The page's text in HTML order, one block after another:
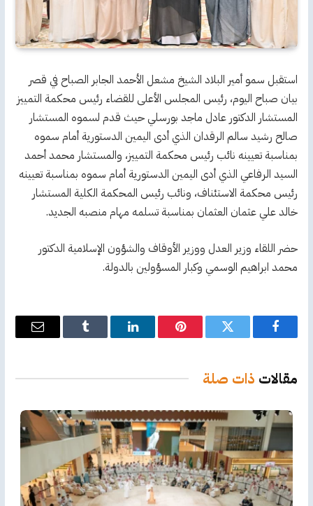
استقبل سمو أمير البلاد الشيخ مشعل الأحمد الجابر الصباح في قصر
بيان صباح اليوم، رئيس المجلس الأعلى للقضاء رئيس محكمة التمييز
المستشار الدكتور عادل ماجد بورسلي حيث قدم لسموه المستشار
صالح رشيد سالم الرقدان الذي أدى اليمين الدستورية أمام سموه
بمناسبة تعيينه نائب رئيس محكمة التمييز، والمستشار محمد أحمد
السيد الرفاعي الذي أدى اليمين الدستورية أمام سموه بمناسبة تعيينه
رئيس محكمة الاستئناف، ونائب رئيس المحكمة الكلية المستشار
خالد علي عثمان العثمان بمناسبة تسلمه مهام منصبه الجديد.
حضر اللقاء وزير العدل ووزير الأوقاف والشؤون الإسلامية الدكتور
محمد ابراهيم الوسمي وكبار المسؤولين بالدولة.
فيسبوك تويتر بينتيريستلينكدإن Tumblr
البريد
مقالات ذات صلة